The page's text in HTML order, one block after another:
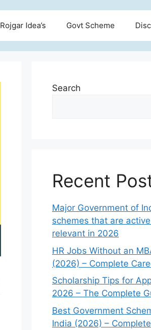
Rojgar Idea’s Govt Scheme
Search
Recent
Major Government of
schemes that are
relevant in 2026
HR Jobs Without an
(2026) – Complete
Scholarship Tips for
2026 – The Complete
Best Government
India (2026) –